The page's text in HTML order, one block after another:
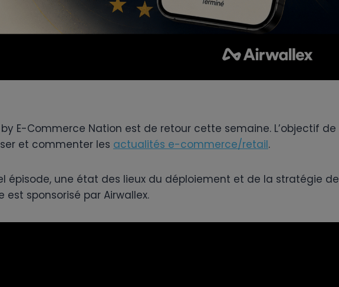
E-Commerce Nation est de retour cette semaine. L’objectif de
et commenter les actualités e-commerce/retail.
épisode, une état des lieux du déploiement et de la stratégie de
est sponsorisé par Airwallex.